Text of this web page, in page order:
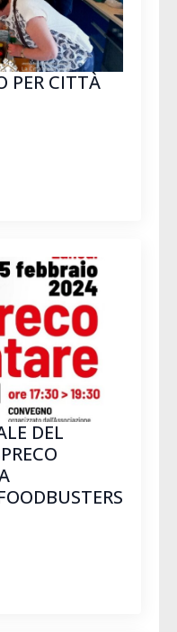
PER CITTÀ
DEL